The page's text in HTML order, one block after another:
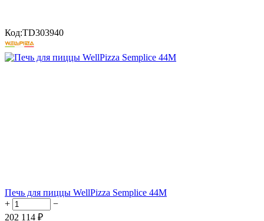
Код:TD303940
Печь для пиццы WellPizza Semplice 44M
+
−
202 114 ₽